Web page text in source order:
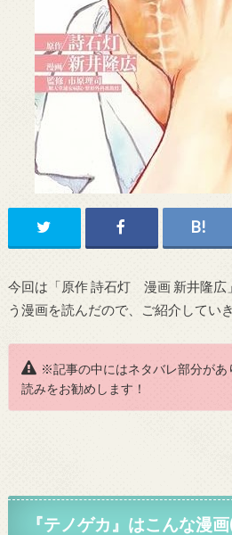
今回は「原作 詩石灯 漫画 新井隆広
う漫画を読んだので、ご紹介してい
※記事の中にはネタバレ部分があ
読みをお勧めします！
『テノゲカ』はこんな漫